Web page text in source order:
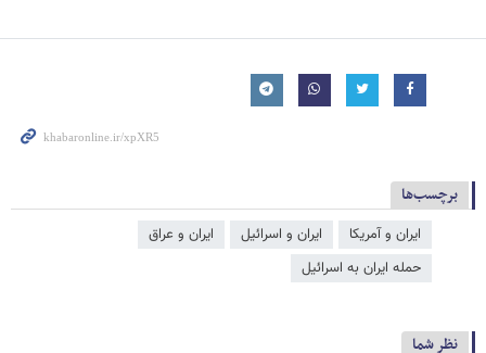
برچسب‌ها
ایران و آمریکا ایران و اسرائیل
ایران و عراق
حمله ایران به اسرائیل
نظر شما